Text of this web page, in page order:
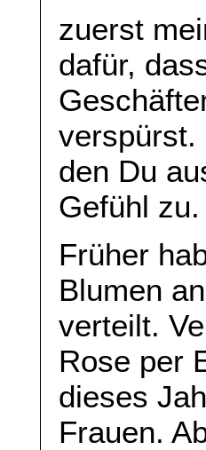
zuerst
dafür,
verspürst.
den Du
Gefühl zu.
Früher
Blumen
verteilt.
Rose per
dieses
Frauen.